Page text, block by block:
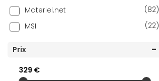
Materiel.net
(82)
MSI
(22)
Prix
329 €